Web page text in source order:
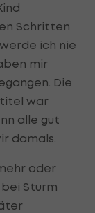
Schritten
ich nie
mir
Die
war
alle gut
damals.
oder
Sturm